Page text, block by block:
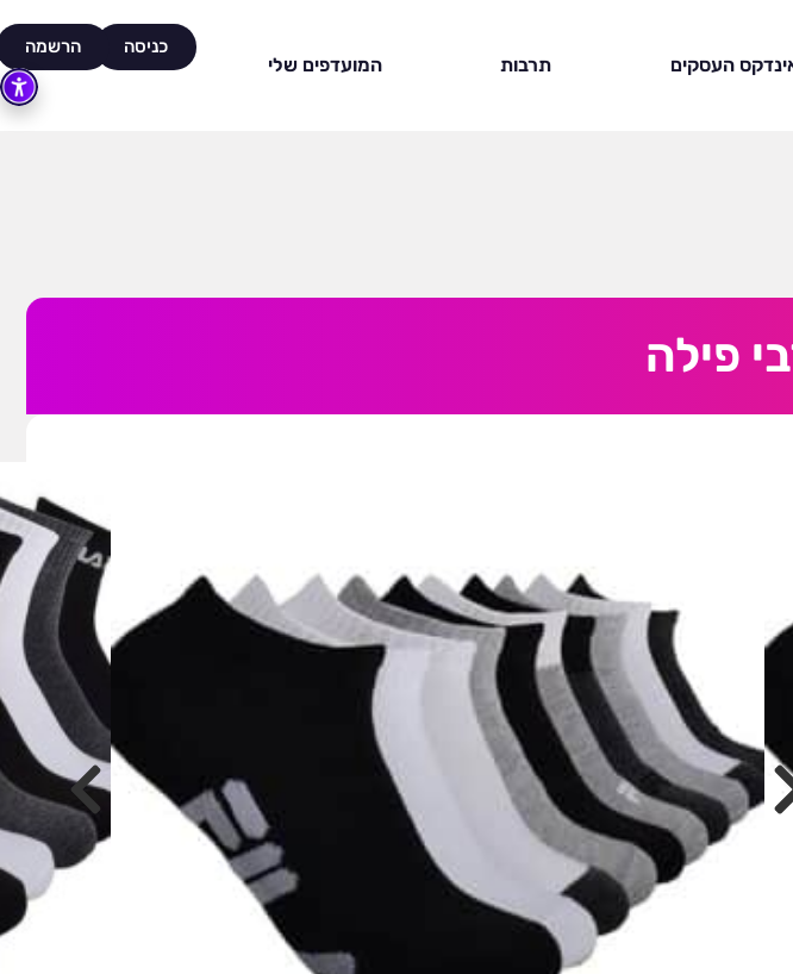
העסקים תרבות המועדפים שלי
כניסה הרשמה
פילה